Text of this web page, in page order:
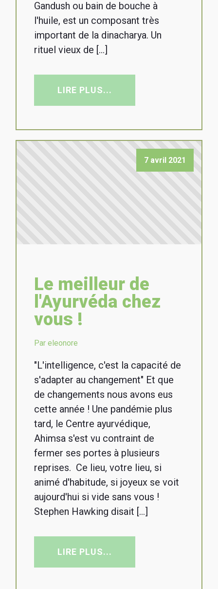
Gandush ou bain de bouche à
l'huile, est un composant très
important de la dinacharya. Un
rituel vieux de […]
LIRE PLUS...
7 avril 2021
Le meilleur de
l'Ayurvéda chez
vous !
Par eleonore
"L'intelligence, c'est la capacité de
s'adapter au changement" Et que
de changements nous avons eus
cette année ! Une pandémie plus
tard, le Centre ayurvédique,
Ahimsa s'est vu contraint de
fermer ses portes à plusieurs
reprises. Ce lieu, votre lieu, si
animé d'habitude, si joyeux se voit
aujourd'hui si vide sans vous !
Stephen Hawking disait […]
LIRE PLUS...